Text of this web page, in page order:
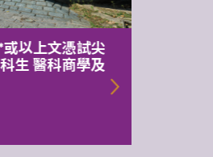
以上文憑試尖
生 醫科商學及